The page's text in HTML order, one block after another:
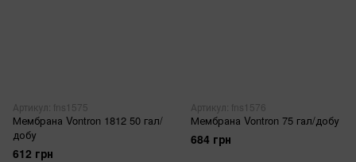
Артикул: fns1575
Мембрана Vontron 1812 50 гал/
добу
612 грн
Артикул: fns1576
Мембрана Vontron 75 гал/добу
684 грн